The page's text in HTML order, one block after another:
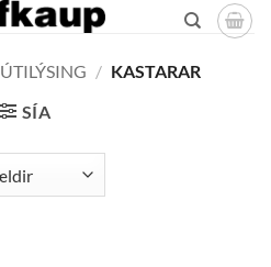
ÚTILÝSING / KASTARAR
SÍA